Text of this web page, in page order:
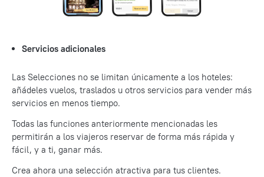
Servicios adicionales
Las Selecciones no se limitan únicamente a los hoteles:
añádeles vuelos, traslados u otros servicios para vender más
servicios en menos tiempo.
Todas las funciones anteriormente mencionadas les
permitirán a los viajeros reservar de forma más rápida y
fácil, y a ti, ganar más.
Crea ahora una selección atractiva para tus clientes.